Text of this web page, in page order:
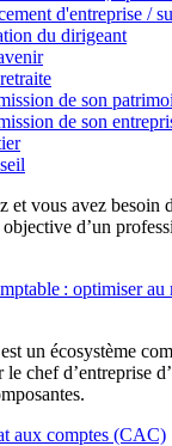
d'entreprise /
du dirigeant
de son
de son
et vous avez besoin
d’un
: optimiser au
un écosystème
chef d’entreprise
aux comptes (CAC)